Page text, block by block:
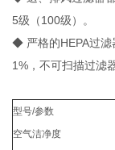
5级（100级）。
◆ 严格的HEPA过滤
1%，不可扫描过滤
型号/参数
空气洁净度